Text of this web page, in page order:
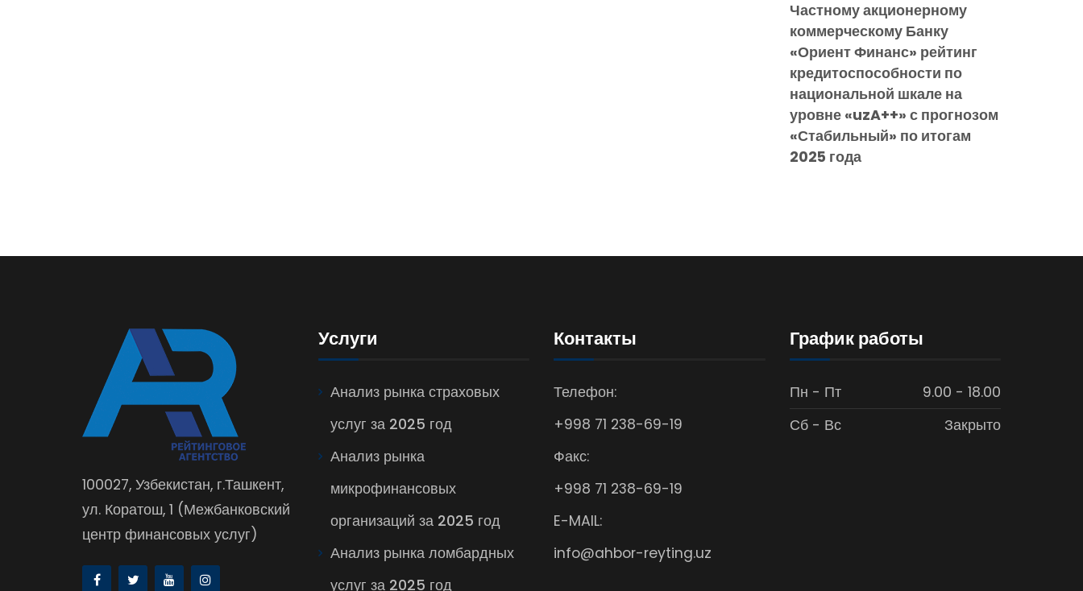
Частному акционерному
коммерческому Банку
«Ориент Финанс» рейтинг
кредитоспособности по
национальной шкале на
уровне «uzA++» с прогнозом
«Стабильный» по итогам
2025 года
100027, Узбекистан, г.Ташкент,
ул. Коратош, 1 (Межбанковский
центр финансовых услуг)
Услуги
Анализ рынка страховых
услуг за 2025 год
Анализ рынка
микрофинансовых
организаций за 2025 год
Анализ рынка ломбардных
услуг за 2025 год
Контакты
Телефон:
+998 71 238-69-19
Факс:
+998 71 238-69-19
E-MAIL:
info@ahbor-reyting.uz
График работы
Пн - Пт
9.00 - 18.00
Сб - Вс
Закрыто